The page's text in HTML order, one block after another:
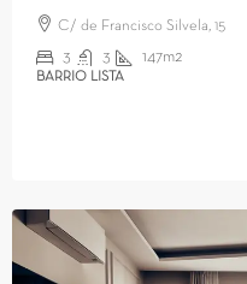
C/ de Francisco Silvela, 15
3 3 147m2
BARRIO LISTA